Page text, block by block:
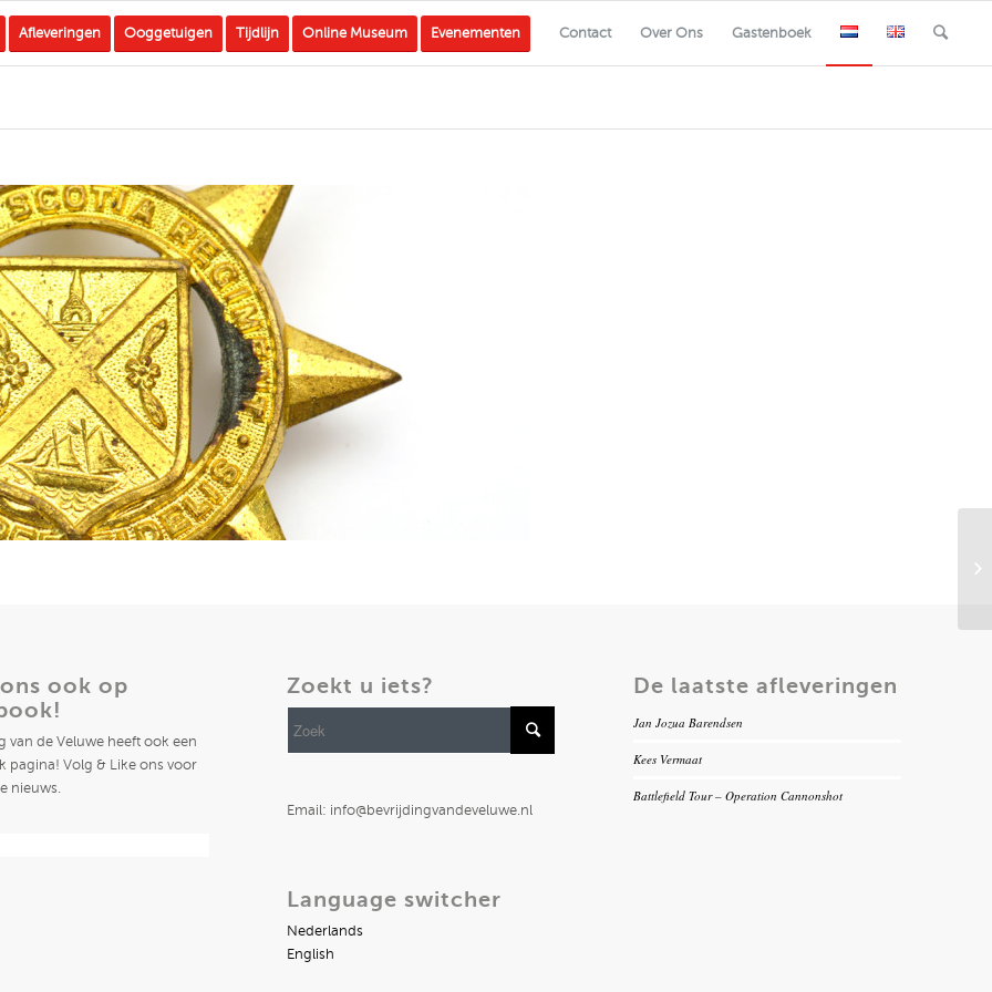
Afleveringen Ooggetuigen Tijdlijn Online Museum Evenementen Contact Over Ons Gastenboek
ook op
van de Veluwe heeft ook een
pagina! Volg & Like ons voor
nieuws.
Zoekt u iets?
Email: info@bevrijdingvandeveluwe.nl
Language switcher
Nederlands
English
De laatste afleveringen
Jan Jozua Barendsen
Kees Vermaat
Battlefield Tour – Operation Cannonshot